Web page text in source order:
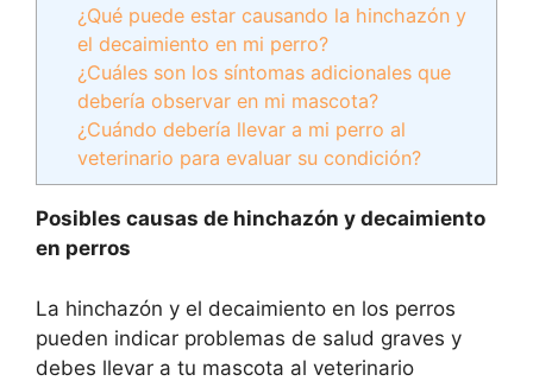
¿Qué puede estar causando la hinchazón y
el decaimiento en mi perro?
¿Cuáles son los síntomas adicionales que
debería observar en mi mascota?
¿Cuándo debería llevar a mi perro al
veterinario para evaluar su condición?
Posibles causas de hinchazón y decaimiento
en perros
La hinchazón y el decaimiento en los perros
pueden indicar problemas de salud graves y
debes llevar a tu mascota al veterinario